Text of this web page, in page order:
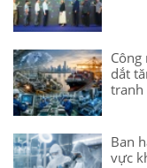
dắt
tranh
Ban
vực